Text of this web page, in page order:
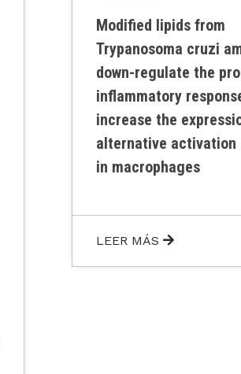
Modified lipids from
Trypanosoma cruzi
down-regulate the
inflammatory
increase the
alternative activation
in macrophages
LEER MÁS